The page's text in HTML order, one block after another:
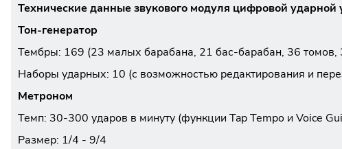
Технические данные звукового модуля цифровой ударной
Тон-генератор
Тембры: 169 (23 малых барабана, 21 бас-барабан, 36 томов,
Наборы ударных: 10 (с возможностью редактирования и
Метроном
Темп: 30-300 ударов в минуту (функции Tap Tempo и Voice
Размер: 1/4 - 9/4